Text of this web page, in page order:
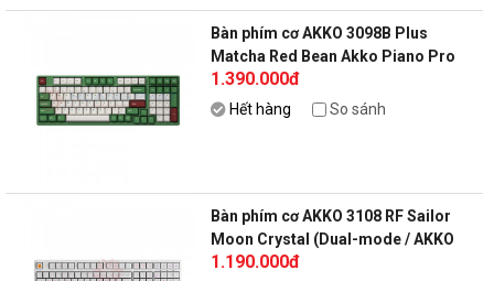
Bàn phím cơ AKKO 3098B Plus
Matcha Red Bean Akko Piano Pro
1.390.000đ
Hết hàng So sánh
Bàn phím cơ AKKO 3108 RF Sailor
Moon Crystal (Dual-mode / AKKO
CS switch)
1.190.000đ